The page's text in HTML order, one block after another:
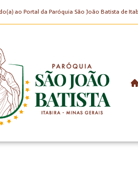
ao Portal da Paróquia São João Batista de